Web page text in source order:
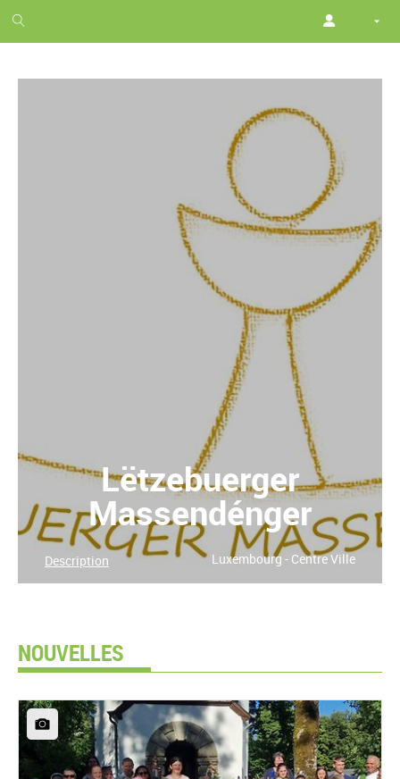
month
Lëtzebuerger
Massendénger
Luxembourg - Centre Ville
Description
NOUVELLES